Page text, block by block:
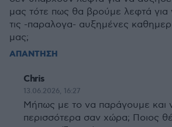
μας τότε πως θα βρούμε λεφτά
τις -παραλογα- αυξημένες
μας;
ΑΠΑΝΤΗΣΗ
Chris
13.06.2026, 16:27
Μήπως με το να παράγουμε και
περισσότερα σαν χώρα; Ποιος